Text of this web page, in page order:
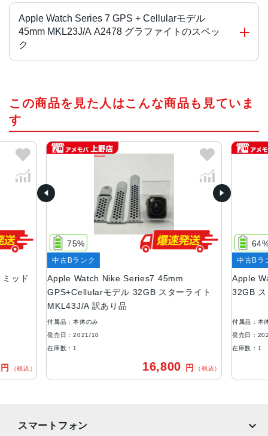
Apple Watch Series 7 GPS + Cellularモデル
45mm MKL23J/A A2478 グラファイトのスペッ
ク
S7（64ビットデュアルコアプロセッサ搭載）
Retinaディスプレイ
45mm、41mm
ケースカラー
アルミニウム：ミッドナイト、スターライト、グリーン、
ブルー、(PRODUCT)RED
ステンレススチール：グラファイト、シルバー、ゴールド
チタニウム：スペースブラック、チタニウム
ストレージ
32GB
リチャージャブルリチウムイオンバッテリー内蔵
最大18時間
cellularモデル対応キャリア
この商品を見た人はこんな商品も見ていま
す
ッド
円 （税込）
Apple Watch Nike Series7 45mm
GPS+Cellularモデル 32GB スターライト
MKL43J/A 訳あり品
75%
中古Bランク
付属品：本体のみ
発売日：2021/10
在庫数：1
16,800 円 （税込）
Apple
32GB
中古Bラ
付属品：本
発売日：
在庫数：1
スマートフォン